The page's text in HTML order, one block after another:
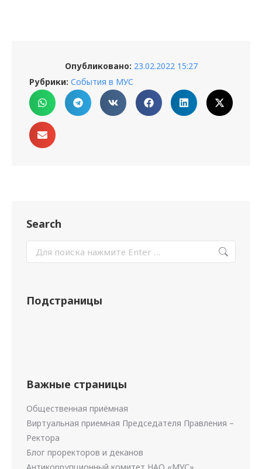
Опубликовано: 23.02.2022 15:27
Рубрики: События в МУС
Search
Подстраницы
Важные страницы
Общественная приёмная
Виртуальная приемная Председателя Правления –
Ректора
Блог проректоров и деканов